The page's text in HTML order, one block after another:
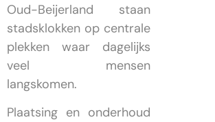
Oud-Beijerland staan
stadsklokken op centrale
plekken waar dagelijks
veel mensen
langskomen.
Plaatsing en onderhoud